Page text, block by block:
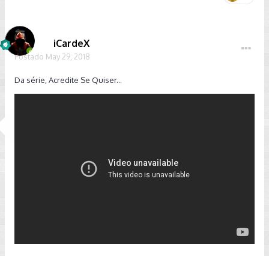
iCardeX
Postado May 29, 2018
Da série, Acredite Se Quiser...